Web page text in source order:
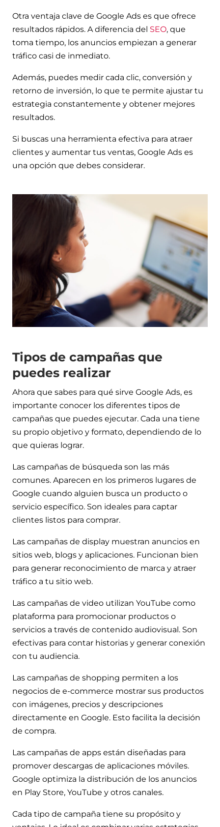
Otra ventaja clave de Google Ads es que ofrece
resultados rápidos. A diferencia del SEO, que
toma tiempo, los anuncios empiezan a generar
tráfico casi de inmediato.
Además, puedes medir cada clic, conversión y
retorno de inversión, lo que te permite ajustar tu
estrategia constantemente y obtener mejores
resultados.
Si buscas una herramienta efectiva para atraer
clientes y aumentar tus ventas, Google Ads es
una opción que debes considerar.
Tipos de campañas que
puedes realizar
Ahora que sabes para qué sirve Google Ads, es
importante conocer los diferentes tipos de
campañas que puedes ejecutar. Cada una tiene
su propio objetivo y formato, dependiendo de lo
que quieras lograr.
Las campañas de búsqueda son las más
comunes. Aparecen en los primeros lugares de
Google cuando alguien busca un producto o
servicio específico. Son ideales para captar
clientes listos para comprar.
Las campañas de display muestran anuncios en
sitios web, blogs y aplicaciones. Funcionan bien
para generar reconocimiento de marca y atraer
tráfico a tu sitio web.
Las campañas de video utilizan YouTube como
plataforma para promocionar productos o
servicios a través de contenido audiovisual. Son
efectivas para contar historias y generar conexión
con tu audiencia.
Las campañas de shopping permiten a los
negocios de e-commerce mostrar sus productos
con imágenes, precios y descripciones
directamente en Google. Esto facilita la decisión
de compra.
Las campañas de apps están diseñadas para
promover descargas de aplicaciones móviles.
Google optimiza la distribución de los anuncios
en Play Store, YouTube y otros canales.
Cada tipo de campaña tiene su propósito y